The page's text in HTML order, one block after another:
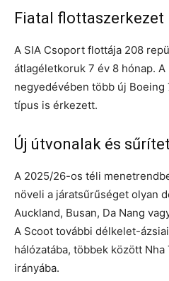
Fiatal flottaszerkezet
A SIA Csoport flottája 208
átlagéletkoruk 7 év 8 hónap.
negyedévében több új
típus is érkezett.
Új útvonalak és
A 2025/26-os téli
növeli a járatsűrűséget olyan
Auckland, Busan, Da Nang
A Scoot további délkelet-
hálózatába, többek között Nha
irányába.